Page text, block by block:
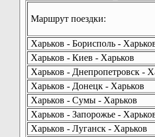
Маршрут поездки:
Харьков - Борисполь -
Харьков - Киев - Харьков
Харьков - Днепропетровск -
Харьков - Донецк - Харьков
Харьков - Сумы - Харьков
Харьков - Запорожье -
Харьков - Луганск - Харьков